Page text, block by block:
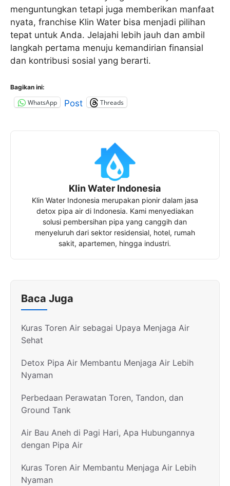
menguntungkan tetapi juga memberikan manfaat
nyata, franchise Klin Water bisa menjadi pilihan
tepat untuk Anda. Jelajahi lebih jauh dan ambil
langkah pertama menuju kemandirian finansial
dan kontribusi sosial yang berarti.
Bagikan ini:
WhatsApp Post Threads
Klin Water Indonesia
Klin Water Indonesia merupakan pionir dalam jasa
detox pipa air di Indonesia. Kami menyediakan
solusi pembersihan pipa yang canggih dan
menyeluruh dari sektor residensial, hotel, rumah
sakit, apartemen, hingga industri.
Baca Juga
Kuras Toren Air sebagai Upaya Menjaga Air
Sehat
Detox Pipa Air Membantu Menjaga Air Lebih
Nyaman
Perbedaan Perawatan Toren, Tandon, dan
Ground Tank
Air Bau Aneh di Pagi Hari, Apa Hubungannya
dengan Pipa Air
Kuras Toren Air Membantu Menjaga Air Lebih
Nyaman